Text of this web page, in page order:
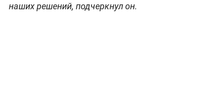
наших решений, подчеркнул он.